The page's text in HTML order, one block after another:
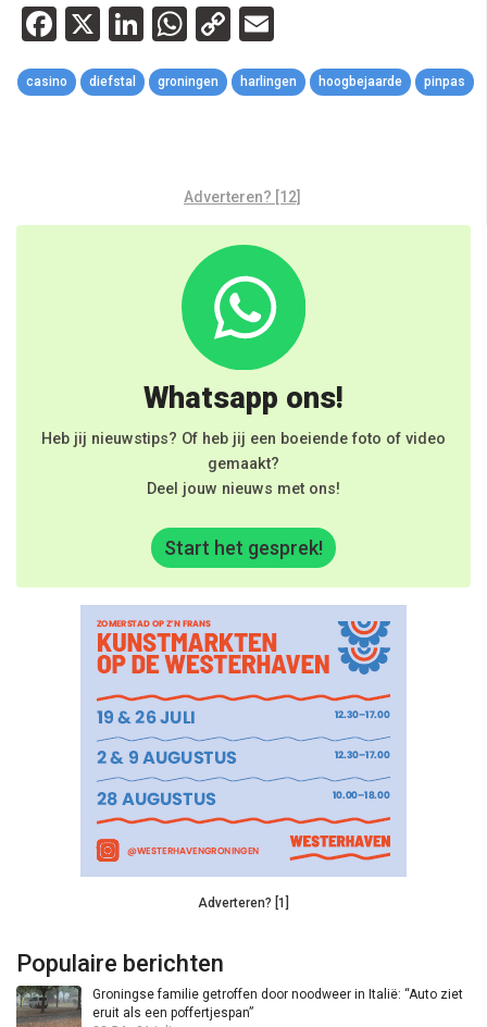
Facebook
X LinkedIn
WhatsApp
Copy
Link
casino diefstal groningen harlingen hoogbejaarde pinpas
Adverteren? [12]
Whatsapp ons!
Heb jij nieuwstips? Of heb jij een boeiende foto of video
gemaakt?
Deel jouw nieuws met ons!
Start het gesprek!
Adverteren? [1]
Populaire berichten
Groningse familie getroffen door noodweer in Italië: “Auto ziet
eruit als een poffertjespan”